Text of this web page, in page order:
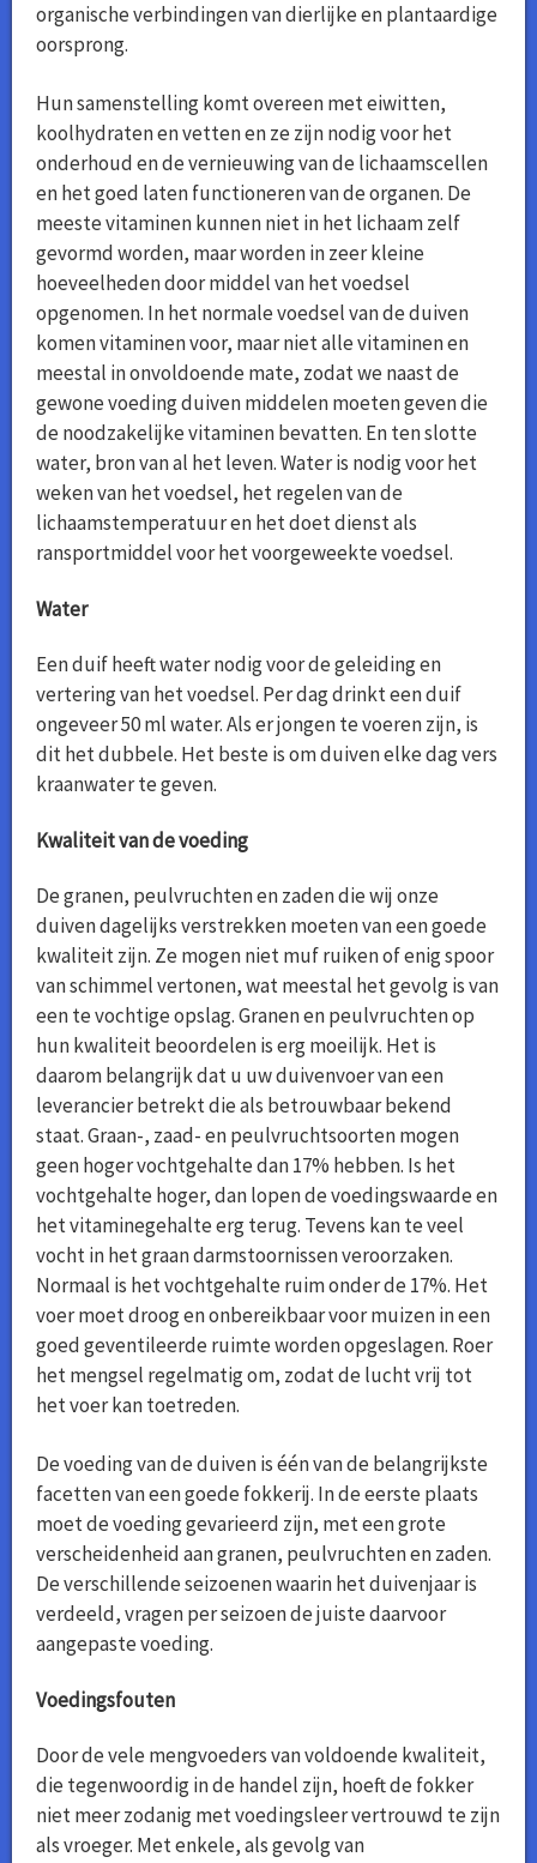
organische verbindingen van dierlijke en plantaardige
oorsprong.
Hun samenstelling komt overeen met eiwitten,
koolhydraten en vetten en ze zijn nodig voor het
onderhoud en de vernieuwing van de lichaamscellen
en het goed laten functioneren van de organen. De
meeste vitaminen kunnen niet in het lichaam zelf
gevormd worden, maar worden in zeer kleine
hoeveelheden door middel van het voedsel
opgenomen. In het normale voedsel van de duiven
komen vitaminen voor, maar niet alle vitaminen en
meestal in onvoldoende mate, zodat we naast de
gewone voeding duiven middelen moeten geven die
de noodzakelijke vitaminen bevatten. En ten slotte
water, bron van al het leven. Water is nodig voor het
weken van het voedsel, het regelen van de
lichaamstemperatuur en het doet dienst als
ransportmiddel voor het voorgeweekte voedsel.
Water
Een duif heeft water nodig voor de geleiding en
vertering van het voedsel. Per dag drinkt een duif
ongeveer 50 ml water. Als er jongen te voeren zijn, is
dit het dubbele. Het beste is om duiven elke dag vers
kraanwater te geven.
Kwaliteit van de voeding
De granen, peulvruchten en zaden die wij onze
duiven dagelijks verstrekken moeten van een goede
kwaliteit zijn. Ze mogen niet muf ruiken of enig spoor
van schimmel vertonen, wat meestal het gevolg is van
een te vochtige opslag. Granen en peulvruchten op
hun kwaliteit beoordelen is erg moeilijk. Het is
daarom belangrijk dat u uw duivenvoer van een
leverancier betrekt die als betrouwbaar bekend
staat. Graan-, zaad- en peulvruchtsoorten mogen
geen hoger vochtgehalte dan 17% hebben. Is het
vochtgehalte hoger, dan lopen de voedingswaarde en
het vitaminegehalte erg terug. Tevens kan te veel
vocht in het graan darmstoornissen veroorzaken.
Normaal is het vochtgehalte ruim onder de 17%. Het
voer moet droog en onbereikbaar voor muizen in een
goed geventileerde ruimte worden opgeslagen. Roer
het mengsel regelmatig om, zodat de lucht vrij tot
het voer kan toetreden.
De voeding van de duiven is één van de belangrijkste
facetten van een goede fokkerij. In de eerste plaats
moet de voeding gevarieerd zijn, met een grote
verscheidenheid aan granen, peulvruchten en zaden.
De verschillende seizoenen waarin het duivenjaar is
verdeeld, vragen per seizoen de juiste daarvoor
aangepaste voeding.
Voedingsfouten
Door de vele mengvoeders van voldoende kwaliteit,
die tegenwoordig in de handel zijn, hoeft de fokker
niet meer zodanig met voedingsleer vertrouwd te zijn
als vroeger. Met enkele, als gevolg van